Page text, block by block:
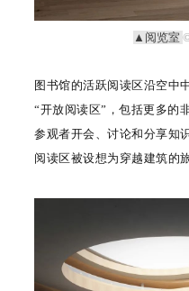
▲阅览室
图书馆的活跃阅读区沿空中
“开放阅读区”，包括更多的
参观者开会、讨论和分享知
阅读区被设想为穿越建筑的